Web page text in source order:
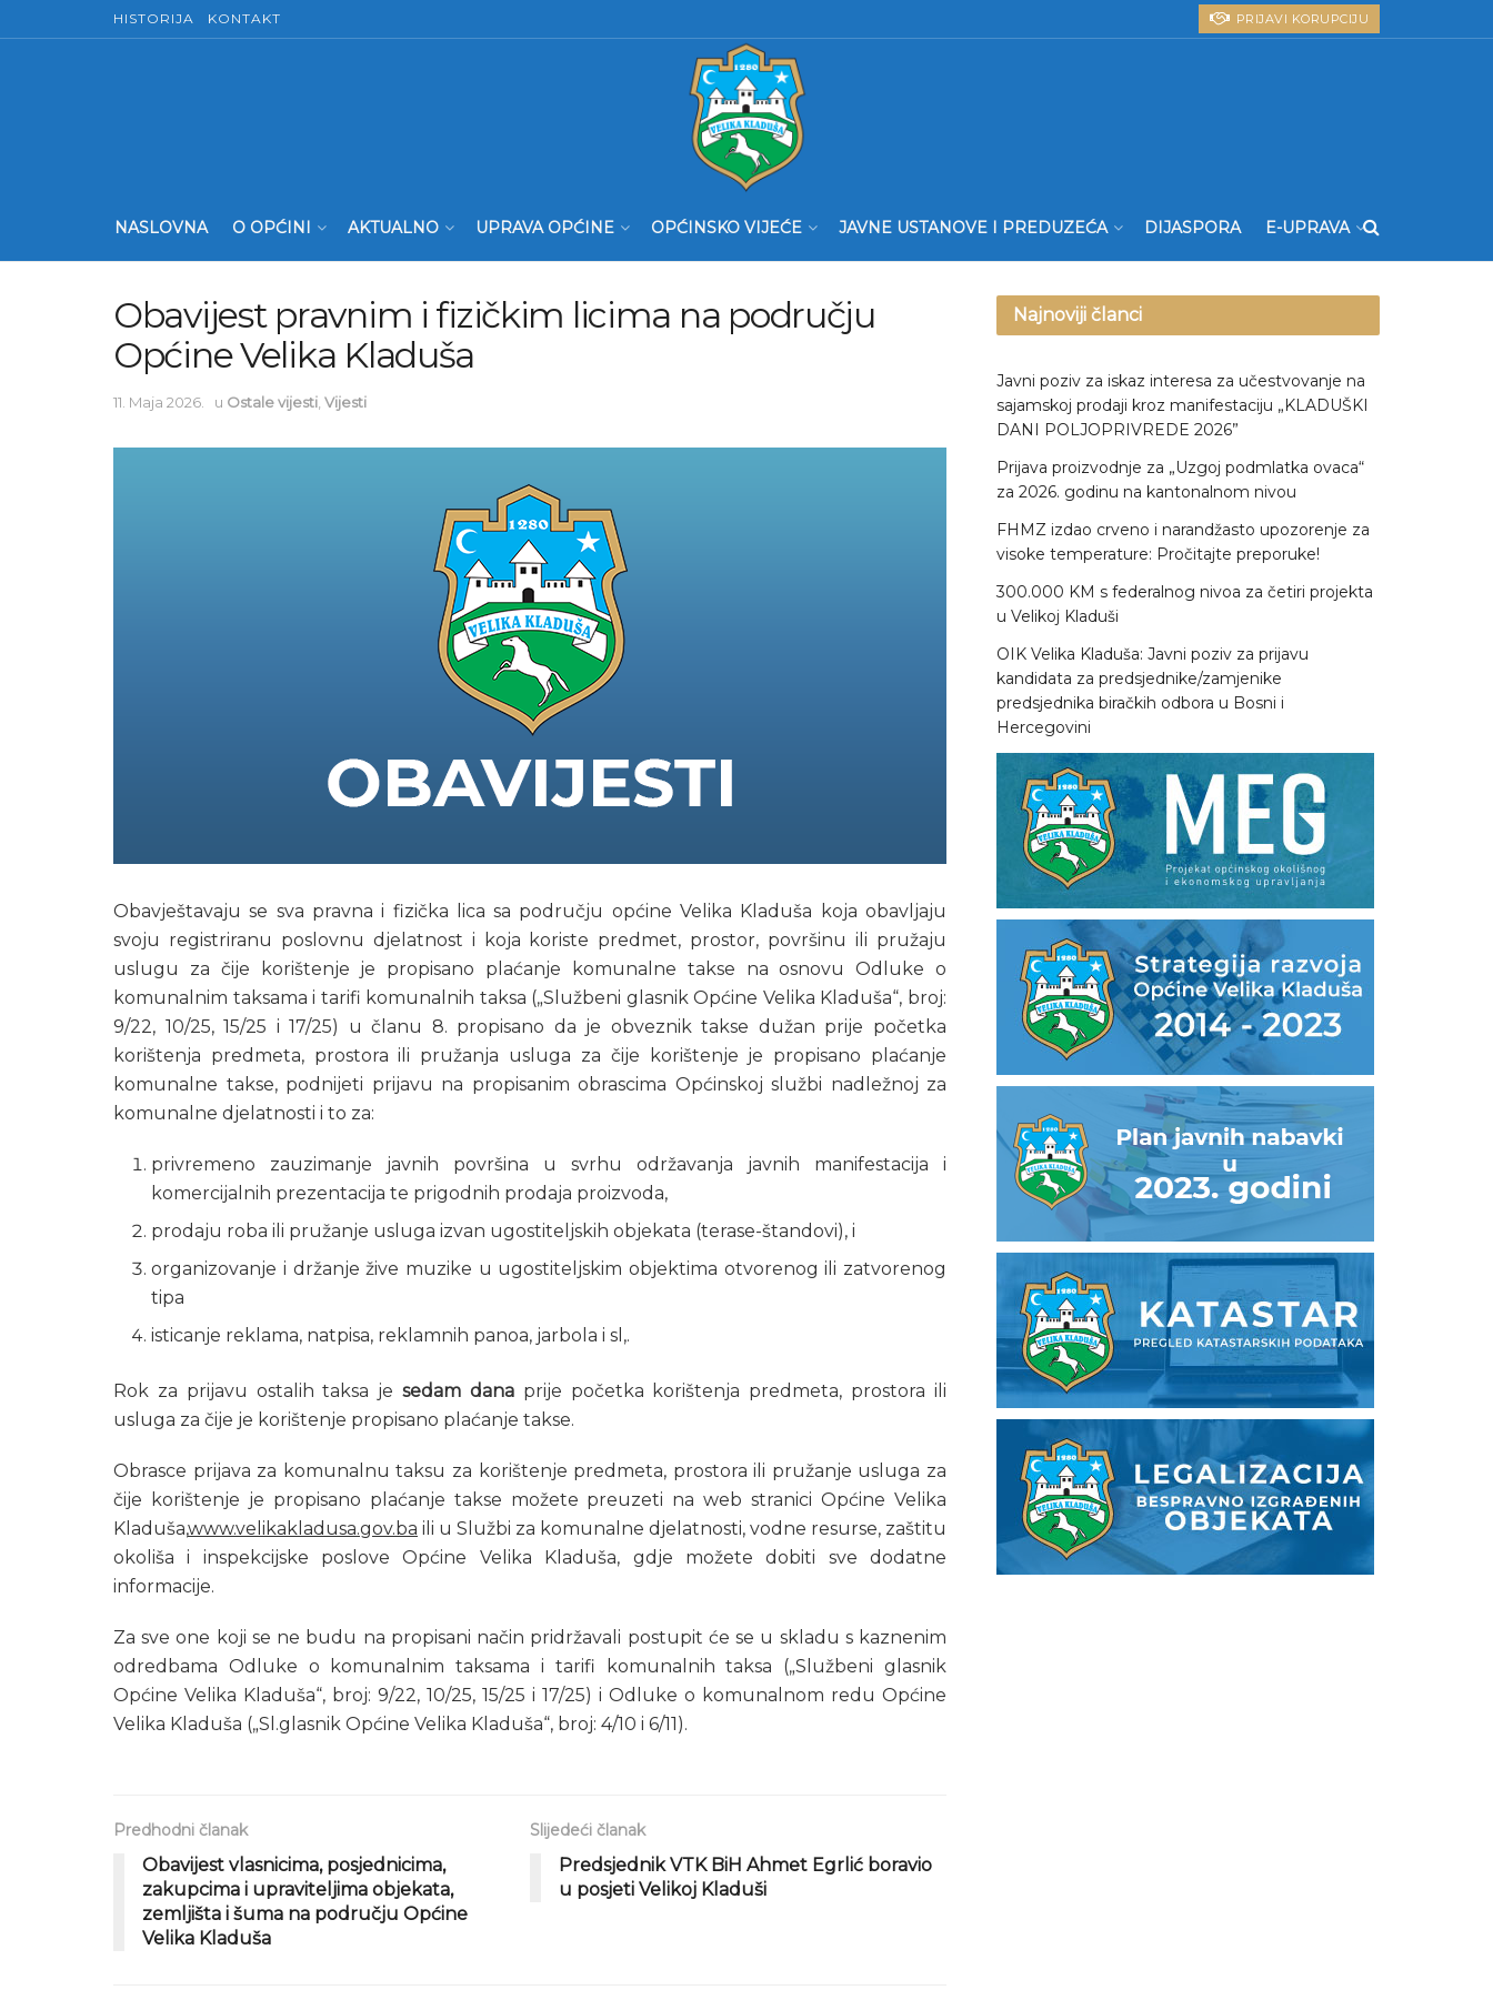
HISTORIJA KONTAKT PRIJAVI KORUPCIJU
NASLOVNA O OPĆINI AKTUALNO UPRAVA OPĆINE OPĆINSKO VIJEĆE JAVNE USTANOVE I PREDUZEĆA DIJASPORA E-UPRAVA
Obavijest pravnim i fizičkim licima na području
Općine Velika Kladuša
11. Maja 2026. u Ostale vijesti Vijesti
Obavještavaju se sva pravna i fizička lica sa području općine Velika Kladuša koja obavljaju
svoju registriranu poslovnu djelatnost i koja koriste predmet, prostor, površinu ili pružaju
uslugu za čije korištenje je propisano plaćanje komunalne takse na osnovu Odluke o
komunalnim taksama i tarifi komunalnih taksa („Službeni glasnik Općine Velika Kladuša“, broj:
9/22, 10/25, 15/25 i 17/25) u članu 8. propisano da je obveznik takse dužan prije početka
korištenja predmeta, prostora ili pružanja usluga za čije korištenje je propisano plaćanje
komunalne takse, podnijeti prijavu na propisanim obrascima Općinskoj službi nadležnoj za
komunalne djelatnosti i to za:
privremeno zauzimanje javnih površina u svrhu održavanja javnih manifestacija i
komercijalnih prezentacija te prigodnih prodaja proizvoda,
prodaju roba ili pružanje usluga izvan ugostiteljskih objekata (terase-štandovi), i
organizovanje i držanje žive muzike u ugostiteljskim objektima otvorenog ili zatvorenog
tipa
isticanje reklama, natpisa, reklamnih panoa, jarbola i sl,.
Rok za prijavu ostalih taksa jesedam danaprije početka korištenja predmeta, prostora ili
usluga za čije je korištenje propisano plaćanje takse.
Obrasce prijava za komunalnu taksu za korištenje predmeta, prostora ili pružanje usluga za
čije korištenje je propisano plaćanje takse možete preuzeti na web stranici Općine Velika
Kladuša,www.velikakladusa.gov.ba ili u Službi za komunalne djelatnosti, vodne resurse, zaštitu
okoliša i inspekcijske poslove Općine Velika Kladuša, gdje možete dobiti sve dodatne
informacije.
Za sve one koji se ne budu na propisani način pridržavali postupit će se u skladu s kaznenim
odredbama Odluke o komunalnim taksama i tarifi komunalnih taksa („Službeni glasnik
Općine Velika Kladuša“, broj: 9/22, 10/25, 15/25 i 17/25) i Odluke o komunalnom redu Općine
Velika Kladuša („Sl.glasnik Općine Velika Kladuša“, broj: 4/10 i 6/11).
Predhodni članak
Obavijest vlasnicima, posjednicima,
zakupcima i upraviteljima objekata,
zemljišta i šuma na području Općine
Velika Kladuša
Slijedeći članak
Predsjednik VTK BiH Ahmet Egrlić boravio
u posjeti Velikoj Kladuši
Najnoviji članci
Javni poziv za iskaz interesa za učestvovanje na
sajamskoj prodaji kroz manifestaciju „KLADUŠKI
DANI POLJOPRIVREDE 2026”
Prijava proizvodnje za „Uzgoj podmlatka ovaca“
za 2026. godinu na kantonalnom nivou
FHMZ izdao crveno i narandžasto upozorenje za
visoke temperature: Pročitajte preporuke!
300.000 KM s federalnog nivoa za četiri projekta
u Velikoj Kladuši
OIK Velika Kladuša: Javni poziv za prijavu
kandidata za predsjednike/zamjenike
predsjednika biračkih odbora u Bosni i
Hercegovini